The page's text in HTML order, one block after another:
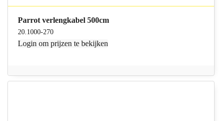
Parrot verlengkabel 500cm
20.1000-270
Login om prijzen te bekijken